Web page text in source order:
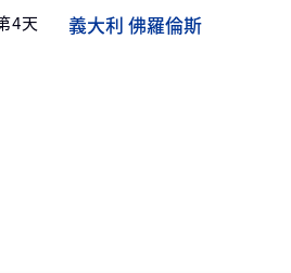
4天 義大利 佛羅倫斯